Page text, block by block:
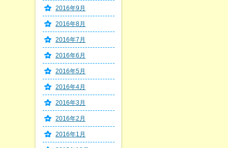
2016年9月
2016年8月
2016年7月
2016年6月
2016年5月
2016年4月
2016年3月
2016年2月
2016年1月